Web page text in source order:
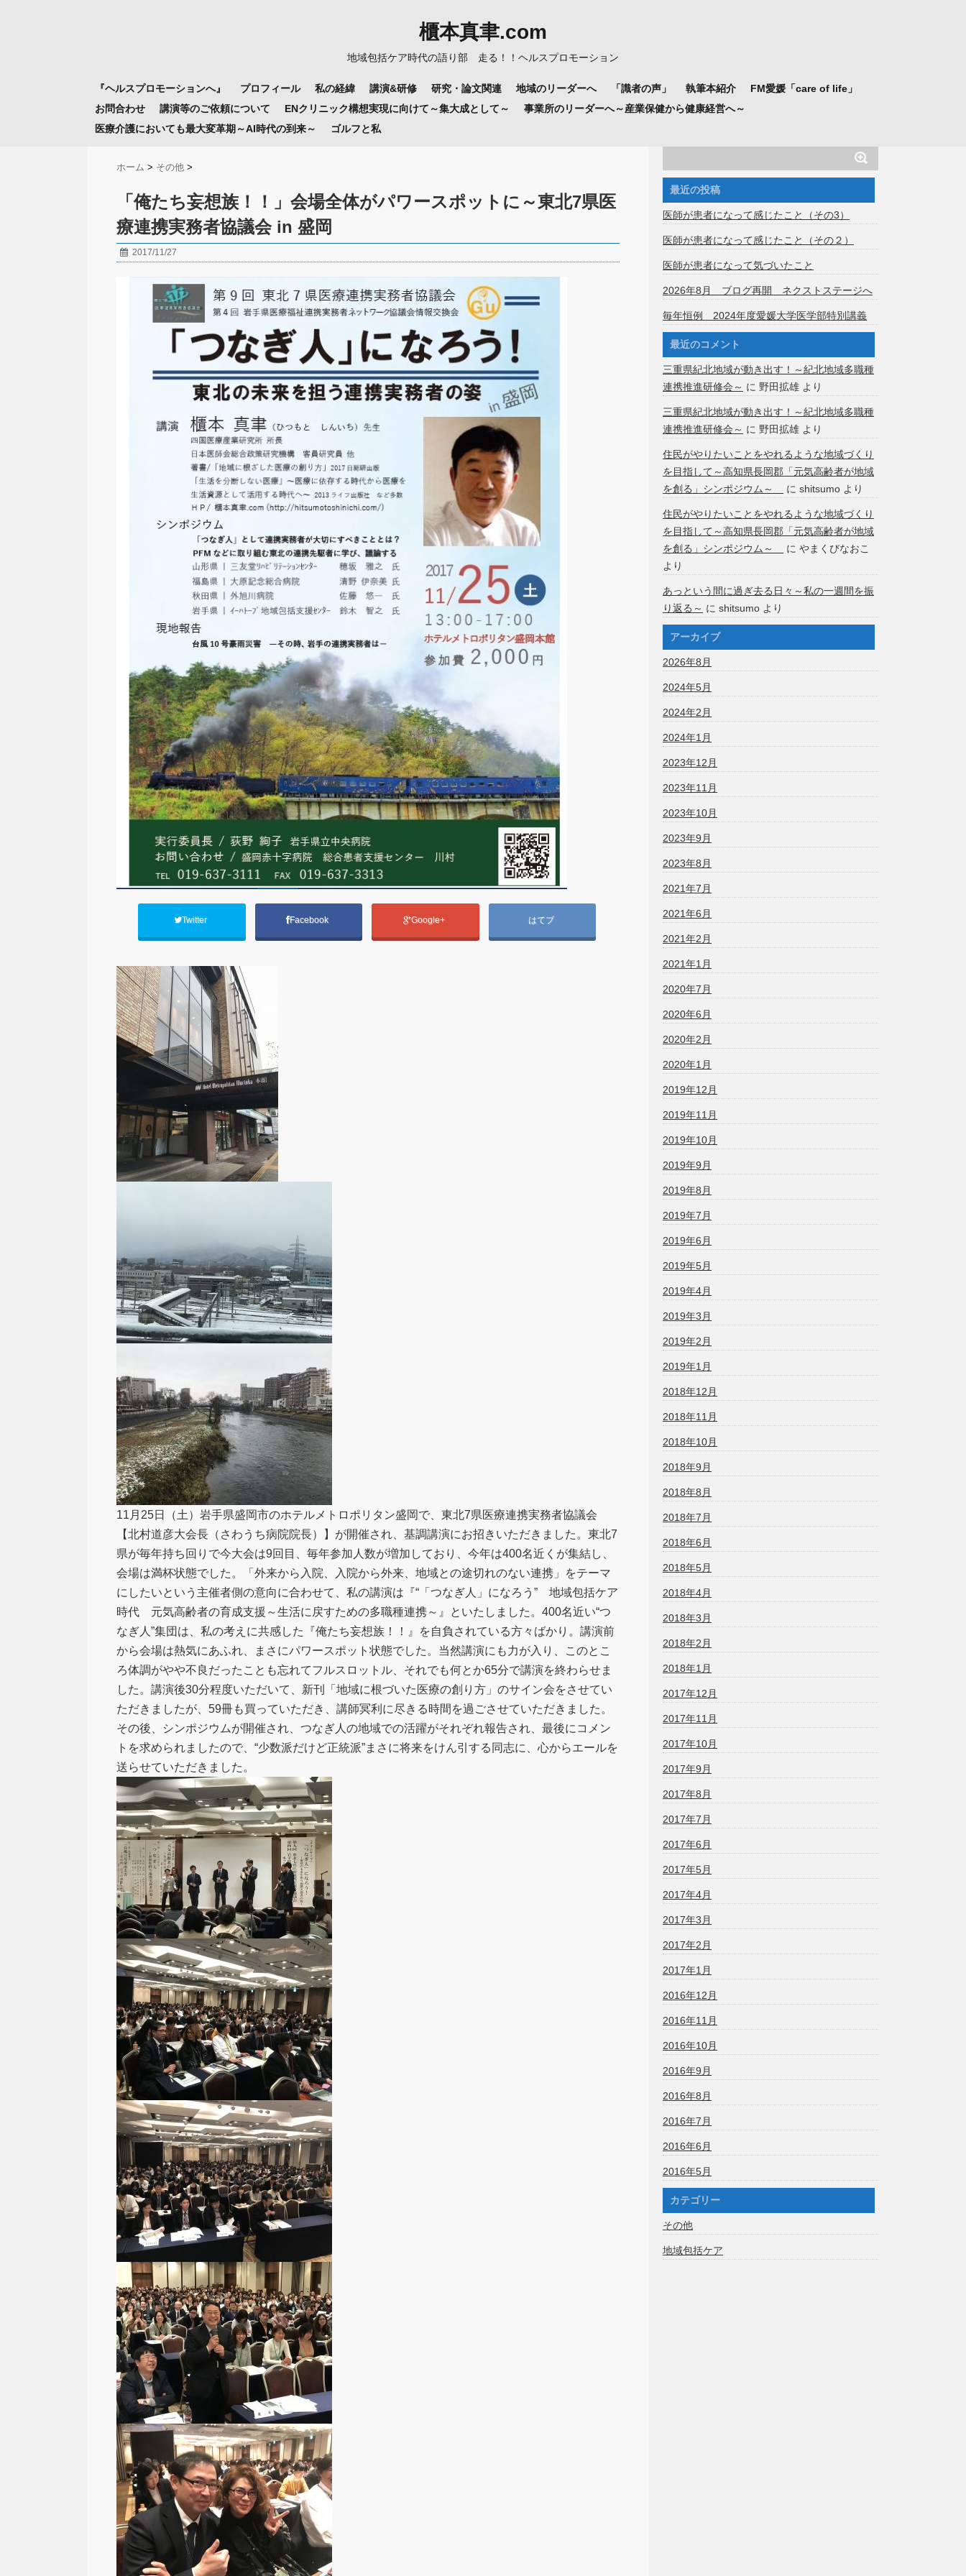
櫃本真聿.com
地域包括ケア時代の語り部 走る！！ヘルスプロモーション
『ヘルスプロモーションへ』 プロフィール 私の経緯 講演&研修 研究・論文関連 地域のリーダーへ 「識者の声」 執筆本紹介
FM愛媛「care of life」
お問合わせ
講演等のご依頼について ENクリニック構想実現に向けて～集大成として～
事業所のリーダーへ～産業保健から健康経営へ～
医療介護においても最大変革期～AI時代の到来～
ゴルフと私
ホーム > その他 >
「俺たち妄想族！！」会場全体がパワースポットに～東北7県医
療連携実務者協議会 in 盛岡
2017/11/27
Twitter Facebook Google+ はてブ
11月25日（土）岩手県盛岡市のホテルメトロポリタン盛岡で、東北7県医療連携実務者協議会
【北村道彦大会長（さわうち病院院長）】が開催され、基調講演にお招きいただきました。東北7
県が毎年持ち回りで今大会は9回目、毎年参加人数が増加しており、今年は400名近くが集結し、
会場は満杯状態でした。「外来から入院、入院から外来、地域との途切れのない連携」をテーマ
にしたいという主催者側の意向に合わせて、私の講演は『“「つなぎ人」になろう” 地域包括ケア
時代 元気高齢者の育成支援～生活に戻すための多職種連携～』といたしました。400名近い“つ
なぎ人”集団は、私の考えに共感した『俺たち妄想族！！』を自負されている方々ばかり。講演前
から会場は熱気にあふれ、まさにパワースポット状態でした。当然講演にも力が入り、このとこ
ろ体調がやや不良だったことも忘れてフルスロットル、それでも何とか65分で講演を終わらせま
した。講演後30分程度いただいて、新刊「地域に根づいた医療の創り方」のサイン会をさせてい
ただきましたが、59冊も買っていただき、講師冥利に尽きる時間を過ごさせていただきました。
その後、シンポジウムが開催され、つなぎ人の地域での活躍がそれぞれ報告され、最後にコメン
トを求められましたので、“少数派だけど正統派”まさに将来をけん引する同志に、心からエールを
送らせていただきました。
最近の投稿
医師が患者になって感じたこと（その3）
医師が患者になって感じたこと（その２）
医師が患者になって気づいたこと
2026年8月 ブログ再開 ネクストステージへ
毎年恒例 2024年度愛媛大学医学部特別講義
最近のコメント
三重県紀北地域が動き出す！～紀北地域多職種
連携推進研修会～ に 野田拡雄 より
三重県紀北地域が動き出す！～紀北地域多職種
連携推進研修会～ に 野田拡雄 より
住民がやりたいことをやれるような地域づくり
を目指して～高知県長岡郡「元気高齢者が地域
を創る」シンポジウム～
に shitsumo より
住民がやりたいことをやれるような地域づくり
を目指して～高知県長岡郡「元気高齢者が地域
を創る」シンポジウム～
に やまくびなおこ
より
あっという間に過ぎ去る日々～私の一週間を振
り返る～ に shitsumo より
アーカイブ
2026年8月
2024年5月
2024年2月
2024年1月
2023年12月
2023年11月
2023年10月
2023年9月
2023年8月
2021年7月
2021年6月
2021年2月
2021年1月
2020年7月
2020年6月
2020年2月
2020年1月
2019年12月
2019年11月
2019年10月
2019年9月
2019年8月
2019年7月
2019年6月
2019年5月
2019年4月
2019年3月
2019年2月
2019年1月
2018年12月
2018年11月
2018年10月
2018年9月
2018年8月
2018年7月
2018年6月
2018年5月
2018年4月
2018年3月
2018年2月
2018年1月
2017年12月
2017年11月
2017年10月
2017年9月
2017年8月
2017年7月
2017年6月
2017年5月
2017年4月
2017年3月
2017年2月
2017年1月
2016年12月
2016年11月
2016年10月
2016年9月
2016年8月
2016年7月
2016年6月
2016年5月
カテゴリー
その他
地域包括ケア